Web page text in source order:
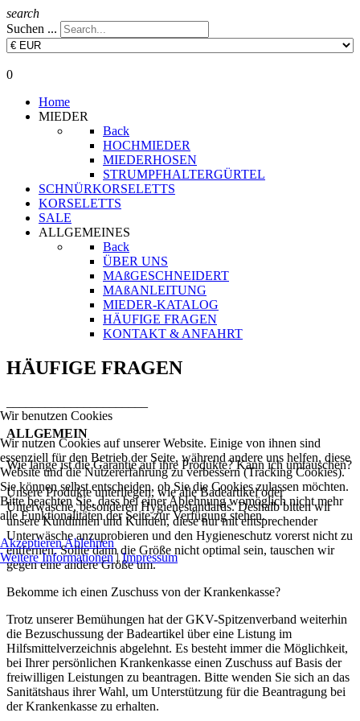
search
Suchen ...
0
Home
MIEDER
Back
HOCHMIEDER
MIEDERHOSEN
STRUMPFHALTERGÜRTEL
SCHNÜRKORSELETTS
KORSELETTS
SALE
ALLGEMEINES
Back
ÜBER UNS
MAßGESCHNEIDERT
MAßANLEITUNG
MIEDER-KATALOG
HÄUFIGE FRAGEN
KONTAKT & ANFAHRT
HÄUFIGE FRAGEN
ALLGEMEIN
Wie lange ist die Garantie auf ihre Produkte? Kann ich umtauschen?
Unsere Produkte unterliegen, wie alle Badeartikel oder
Unterwäsche, besonderen Hygienestandards. Deshalb bitten wir
unsere Kundinnen und Kunden, diese nur mit entsprechender
Unterwäsche anzuprobieren und den Hygieneschutz vorerst nicht zu
entfernen. Sollte dann die Größe nicht optimal sein, tauschen wir
gegen eine andere Größe um.
Bekomme ich einen Zuschuss von der Krankenkasse?
Trotz unserer Bemühungen hat der GKV-Spitzenverband weiterhin
die Bezuschussung der Badeartikel über eine Listung im
Hilfsmittelverzeichnis abgelehnt. Es besteht immer die Möglichkeit,
bei Ihrer persönlichen Krankenkasse einen Zuschuss auf Basis der
freiwilligen Leistungen zu beantragen. Bitte wenden Sie sich an das
Sanitätshaus ihrer Wahl, um Unterstützung für die Beantragung bei
der Krankenkasse zu erhalten.
Wir benutzen Cookies
Wir nutzen Cookies auf unserer Website. Einige von ihnen sind
essenziell für den Betrieb der Seite, während andere uns helfen, diese
Website und die Nutzererfahrung zu verbessern (Tracking Cookies).
Sie können selbst entscheiden, ob Sie die Cookies zulassen möchten.
Bitte beachten Sie, dass bei einer Ablehnung womöglich nicht mehr
alle Funktionalitäten der Seite zur Verfügung stehen.
AkzeptierenAblehnen
Weitere Informationen|Impressum